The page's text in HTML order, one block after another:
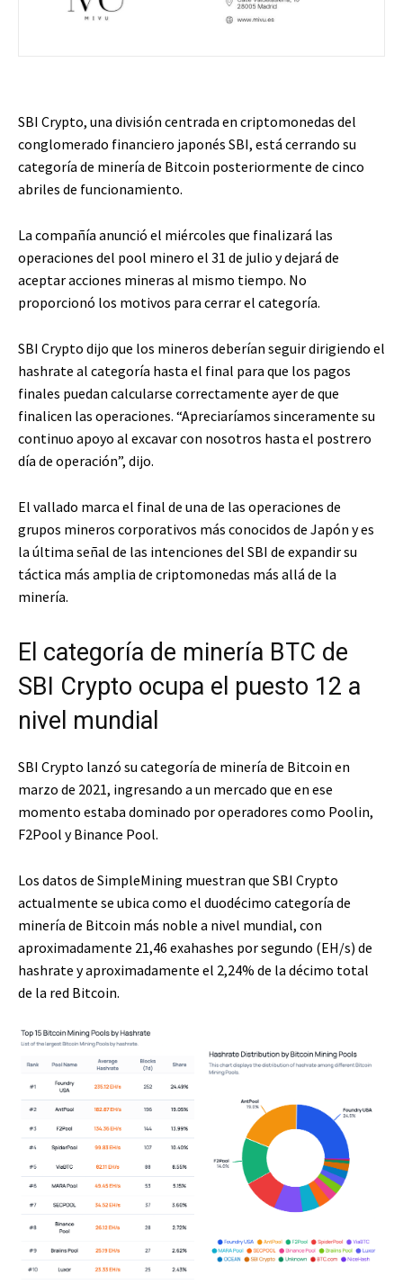
SBI Crypto, una división centrada en criptomonedas del
conglomerado financiero japonés SBI, está cerrando su
categoría de minería de Bitcoin posteriormente de cinco
abriles de funcionamiento.
La compañía anunció el miércoles que finalizará las
operaciones del pool minero el 31 de julio y dejará de
aceptar acciones mineras al mismo tiempo. No
proporcionó los motivos para cerrar el categoría.
SBI Crypto dijo que los mineros deberían seguir dirigiendo el
hashrate al categoría hasta el final para que los pagos
finales puedan calcularse correctamente ayer de que
finalicen las operaciones. “Apreciaríamos sinceramente su
continuo apoyo al excavar con nosotros hasta el postrero
día de operación”, dijo.
El vallado marca el final de una de las operaciones de
grupos mineros corporativos más conocidos de Japón y es
la última señal de las intenciones del SBI de expandir su
táctica más amplia de criptomonedas más allá de la
minería.
El categoría de minería BTC de
SBI Crypto ocupa el puesto 12 a
nivel mundial
SBI Crypto lanzó su categoría de minería de Bitcoin en
marzo de 2021, ingresando a un mercado que en ese
momento estaba dominado por operadores como Poolin,
F2Pool y Binance Pool.
Los datos de SimpleMining muestran que SBI Crypto
actualmente se ubica como el duodécimo categoría de
minería de Bitcoin más noble a nivel mundial, con
aproximadamente 21,46 exahashes por segundo (EH/s) de
hashrate y aproximadamente el 2,24% de la décimo total
de la red Bitcoin.